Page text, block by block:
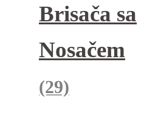
Brisača sa
Nosačem
(29)